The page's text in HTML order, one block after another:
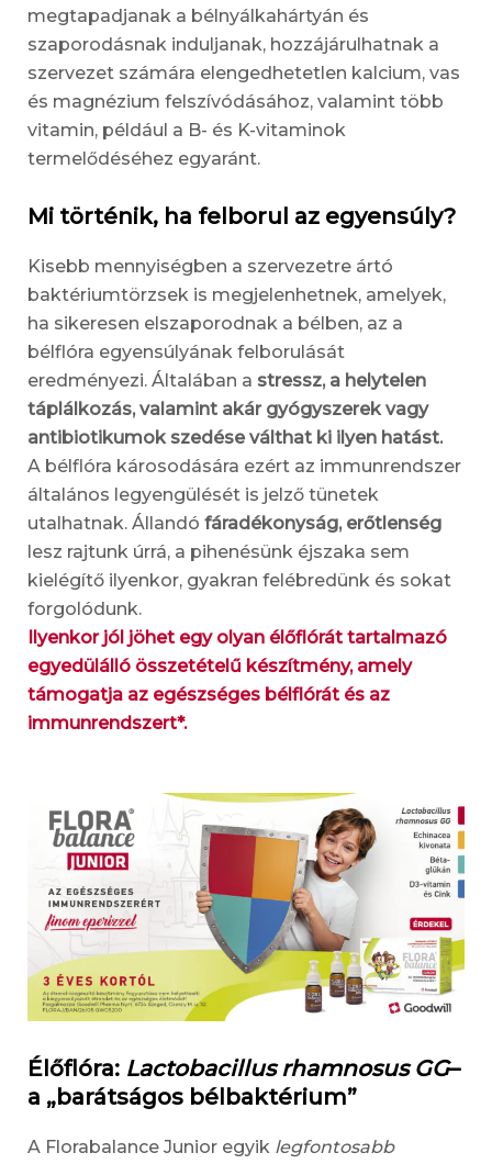
megtapadjanak a bélnyálkahártyán és
szaporodásnak induljanak, hozzájárulhatnak a
szervezet számára elengedhetetlen kalcium, vas
és magnézium felszívódásához, valamint több
vitamin, például a B- és K-vitaminok
termelődéséhez egyaránt.
Mi történik, ha felborul az egyensúly?
Kisebb mennyiségben a szervezetre ártó
baktériumtörzsek is megjelenhetnek, amelyek,
ha sikeresen elszaporodnak a bélben, az a
bélflóra egyensúlyának felborulását
eredményezi. Általában a stressz, a helytelen
táplálkozás, valamint akár gyógyszerek vagy
antibiotikumok szedése válthat ki ilyen hatást.
A bélflóra károsodására ezért az immunrendszer
általános legyengülését is jelző tünetek
utalhatnak. Állandó fáradékonyság, erőtlenség
lesz rajtunk úrrá, a pihenésünk éjszaka sem
kielégítő ilyenkor, gyakran felébredünk és sokat
forgolódunk.
Ilyenkor jól jöhet egy olyan élőflórát tartalmazó
egyedülálló összetételű készítmény, amely
támogatja az egészséges bélflórát és az
immunrendszert*.
Élőflóra: Lactobacillus rhamnosus GG–
a „barátságos bélbaktérium”
A Florabalance Junior egyik legfontosabb